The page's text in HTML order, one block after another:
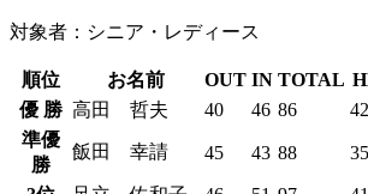
対象者：シニア・レディース
順位 お名前 OUT IN TOTAL
優 勝 高田 哲夫 40 46 86
準優
勝
飯田 幸請 45 43 88